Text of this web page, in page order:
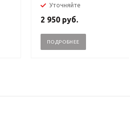
Уточняйте
2 950 руб.
ПОДРОБНЕЕ